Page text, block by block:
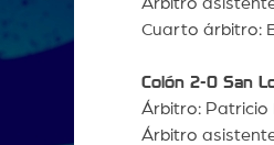
Cuarto árbitro:
Colón 2-0 San
Árbitro: Patricio
Árbitro